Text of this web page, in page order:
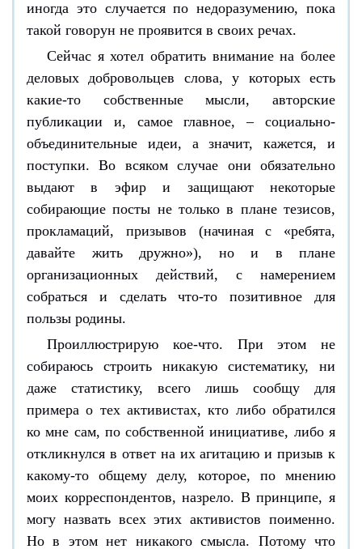
иногда это случается по недоразумению, пока
такой говорун не проявится в своих речах.
Сейчас я хотел обратить внимание на более
деловых добровольцев слова, у которых есть
какие-то собственные мысли, авторские
публикации и, самое главное, – социально-
объединительные идеи, а значит, кажется, и
поступки. Во всяком случае они обязательно
выдают в эфир и защищают некоторые
собирающие посты не только в плане тезисов,
прокламаций, призывов (начиная с «ребята,
давайте жить дружно»), но и в плане
организационных действий, с намерением
собраться и сделать что-то позитивное для
пользы родины.
Проиллюстрирую кое-что. При этом не
собираюсь строить никакую систематику, ни
даже статистику, всего лишь сообщу для
примера о тех активистах, кто либо обратился
ко мне сам, по собственной инициативе, либо я
откликнулся в ответ на их агитацию и призыв к
какому-то общему делу, которое, по мнению
моих корреспондентов, назрело. В принципе, я
могу назвать всех этих активистов поименно.
Но в этом нет никакого смысла. Потому что